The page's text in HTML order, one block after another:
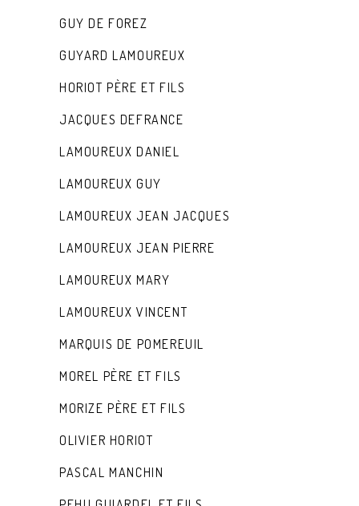
GUY DE FOREZ
GUYARD LAMOUREUX
HORIOT PÈRE ET FILS
JACQUES DEFRANCE
LAMOUREUX DANIEL
LAMOUREUX GUY
LAMOUREUX JEAN JACQUES
LAMOUREUX JEAN PIERRE
LAMOUREUX MARY
LAMOUREUX VINCENT
MARQUIS DE POMEREUIL
MOREL PÈRE ET FILS
MORIZE PÈRE ET FILS
OLIVIER HORIOT
PASCAL MANCHIN